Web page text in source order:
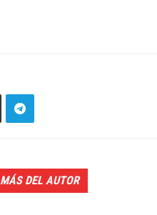
MÁS DEL AUTOR